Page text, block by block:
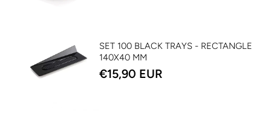
SET 100 BLACK TRAYS - RECTANGLE
140X40 MM
€15,90 EUR